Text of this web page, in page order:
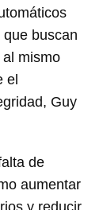
que buscan
mismo
el
Guy
de
aumentar